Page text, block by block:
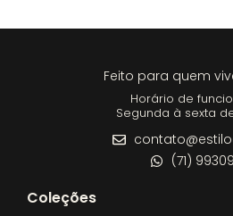
Feito para quem
Horário de
Segunda à sexta
(71)
Coleções